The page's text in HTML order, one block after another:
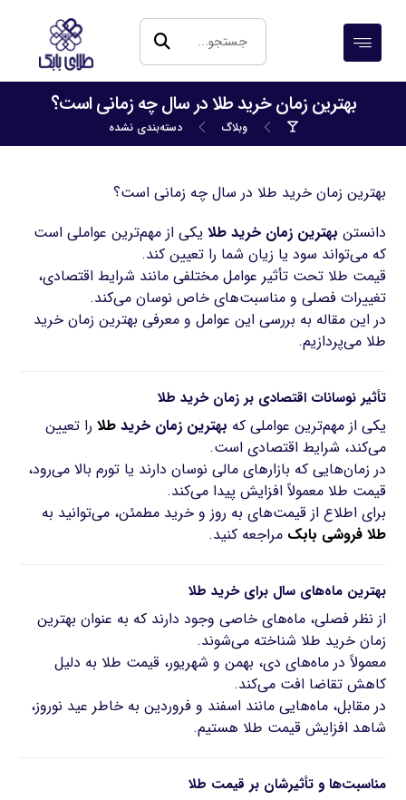
بهترین زمان خرید طلا در سال چه زمانی است؟
وبلاگ دسته‌بندی نشده
بهترین زمان خرید طلا در سال چه زمانی است؟
دانستن بهترین زمان خرید طلا یکی از مهم‌ترین عواملی است
که می‌تواند سود یا زیان شما را تعیین کند.
قیمت طلا تحت تأثیر عوامل مختلفی مانند شرایط اقتصادی،
تغییرات فصلی و مناسبت‌های خاص نوسان می‌کند.
در این مقاله به بررسی این عوامل و معرفی بهترین زمان خرید
طلا می‌پردازیم.
تأثیر نوسانات اقتصادی بر زمان خرید طلا
یکی از مهم‌ترین عواملی که بهترین زمان خریدطلا را تعیین
می‌کند، شرایط اقتصادی است.
در زمان‌هایی که بازارهای مالی نوسان دارند یا تورم بالا می‌رود،
قیمت طلا معمولاً افزایش پیدا می‌کند.
برای اطلاع از قیمت‌های به روز و خرید مطمئن، می‌توانید به
طلا فروشی بابک مراجعه کنید.
بهترین ماه‌های سال برای خرید طلا
از نظر فصلی، ماه‌های خاصی وجود دارند که به عنوان بهترین
زمان خرید طلا شناخته می‌شوند.
معمولاً در ماه‌های دی، بهمن و شهریور، قیمت طلا به دلیل
کاهش تقاضا افت می‌کند.
در مقابل، ماه‌هایی مانند اسفند و فروردین به خاطر عید نوروز،
شاهد افزایش قیمت طلا هستیم.
مناسبت‌ها و تأثیرشان بر قیمت طلا